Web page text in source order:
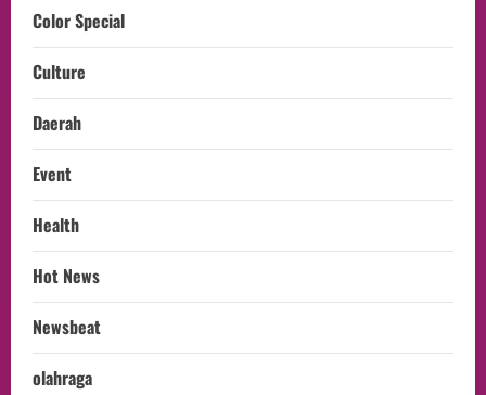
Color Special
Culture
Daerah
Event
Health
Hot News
Newsbeat
olahraga